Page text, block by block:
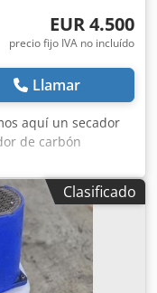
EUR 4.500
precio fijo IVA no incluído
Llamar
aquí un secador
de carbón
polvo DRYPOINT
FM KA20K1ZAR
2X Tipo:
Uuuedewa
(ver imagen) (Se
datos técnicos y
estaremos
Clasificado